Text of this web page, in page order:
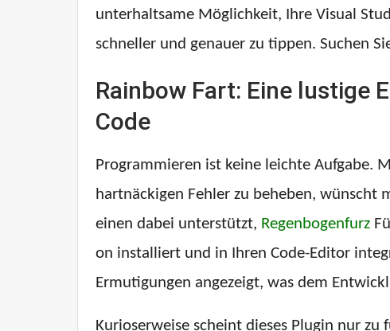
unterhaltsame Möglichkeit, Ihre Visual
schneller und genauer zu tippen. Suchen
Rainbow Fart: Eine lustige
Code
Programmieren ist keine leichte Aufgabe.
hartnäckigen Fehler zu beheben,
einen dabei unterstützt, Regenbogenfurz
on installiert und in Ihren Code-Editor
Ermutigungen angezeigt, was dem
Kurioserweise scheint dieses Plugin nur